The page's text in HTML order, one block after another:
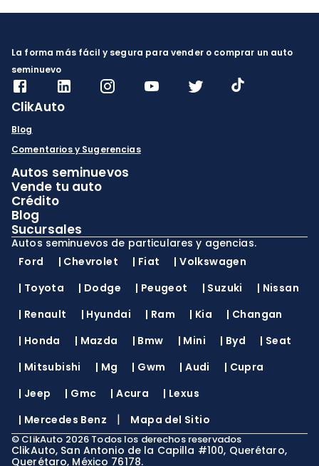
La forma más fácil y segura para vender o comprar un auto
seminuevo
ClikAuto
Blog
Comentarios y Sugerencias
Autos seminuevos
Vende tu auto
Crédito
Blog
Sucursales
Autos seminuevos de particulares y agencias.
Ford
| Chevrolet | Fiat |Volkswagen
| Toyota | Dodge | Peugeot | Suzuki | Nissan
| Renault | Hyundai | Ram | Kia | Changan
| Honda | Mazda | Bmw | Mini | Byd | Seat
| Mitsubishi | Mg | Gwm |Audi | Cupra
| Jeep | Gmc |Acura | Lexus
| Mercedes Benz | Mapa del Sitio
© ClikAuto 2026 Todos los derechos reservados
ClikAuto, San Antonio de la Capilla #100, Querétaro,
Querétaro, México 76178.